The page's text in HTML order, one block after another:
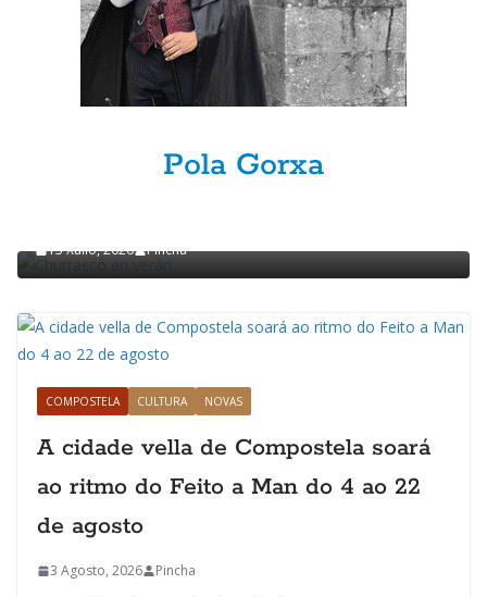
Pola Gorxa
POLA GORXA
15 Xullo, 2026 Pincha
COMPOSTELA CULTURA NOVAS
A cidade vella de Compostela soará
ao ritmo do Feito a Man do 4 ao 22
de agosto
3 Agosto, 2026 Pincha